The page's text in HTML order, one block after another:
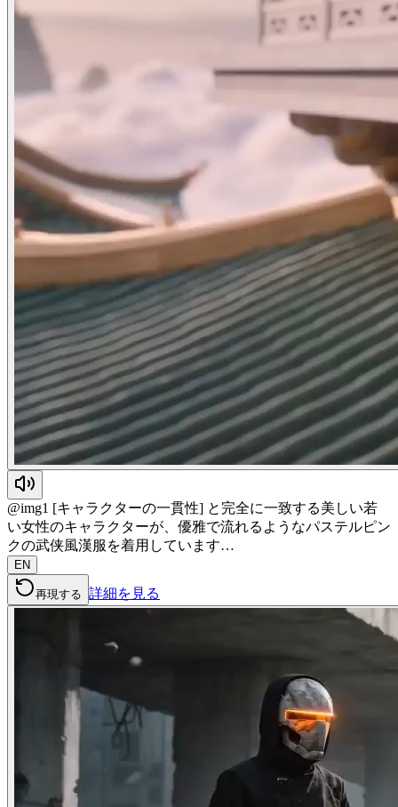
@img1 [キャラクターの一貫性] と完全に一致する美しい若
い女性のキャラクターが、優雅で流れるようなパステルピン
クの武侠風漢服を着用しています…
EN
再現する 詳細を見る